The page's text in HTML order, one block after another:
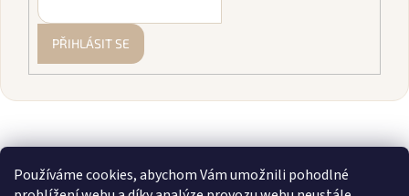
Používáme cookies, abychom Vám umožnili pohodlné
PŘIHLÁSIT SE